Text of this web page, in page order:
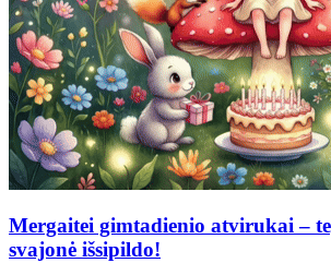
Mergaitei gimtadienio atvirukai –
svajonė išsipildo!